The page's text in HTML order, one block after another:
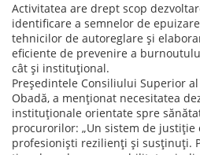
Activitatea are drept scop
identificare a semnelor de
tehnicilor de autoreglare și
eficiente de prevenire a
cât și instituțional.
Președintele Consiliului Superior
Obadă, a menționat necesitatea
instituționale orientate spre
procurorilor: „Un sistem de justiție
profesioniști rezilienți și susținuți.